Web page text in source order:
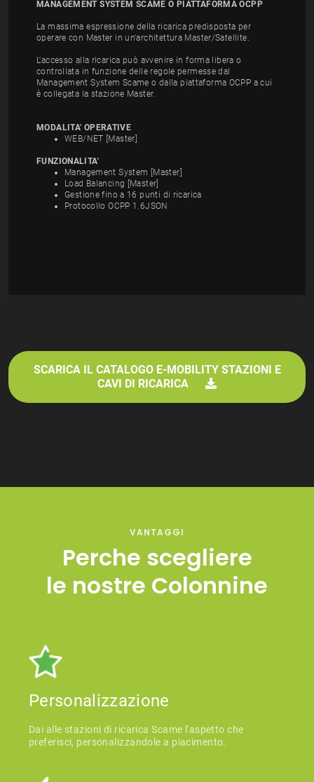
MANAGEMENT SYSTEM SCAME O PIATTAFORMA OCPP
La massima espressione della ricarica predisposta per
operare con Master in un'architettura Master/Satellite.
L'accesso alla ricarica può avvenire in forma libera o
controllata in funzione delle regole permesse dal
Management System Scame o dalla piattaforma OCPP a cui
è collegata la stazione Master.
MODALITA' OPERATIVE
WEB/NET [Master]
FUNZIONALITA'
Management System [Master]
Load Balancing [Master]
Gestione fino a 16 punti di ricarica
Protocollo OCPP 1.6JSON
SCARICA IL CATALOGO E-MOBILITY STAZIONI E
CAVI DI RICARICA
VANTAGGI
Perche scegliere
​​​​​​​le nostre Colonnine
Personalizzazione
Dai alle stazioni di ricarica Scame l'aspetto che
preferisci, personalizzandole a piacimento.